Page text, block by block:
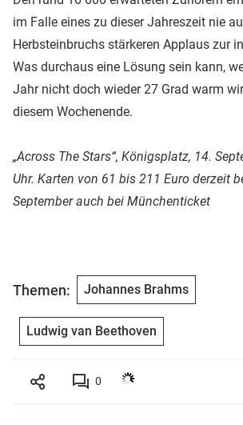
im Falle eines zu dieser Jahreszeit nie
Herbsteinbruchs stärkeren Applaus zur
Was durchaus eine Lösung sein kann,
Jahr nicht doch wieder 27 Grad warm
diesem Wochenende.
„Across The Stars“, Königsplatz, 14.
Uhr. Karten von 61 bis 211 Euro derzeit
September auch bei Münchenticket
Themen: Johannes Brahms
Ludwig van Beethoven
0